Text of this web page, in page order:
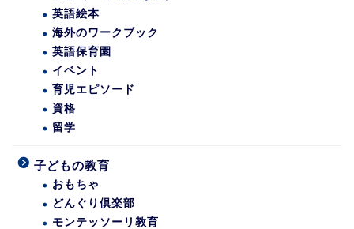
英語絵本
海外のワークブック
英語保育園
イベント
育児エピソード
資格
留学
子どもの教育
おもちゃ
どんぐり倶楽部
モンテッソーリ教育